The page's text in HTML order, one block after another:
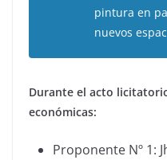
pintura en
nuevos
Durante el acto
económicas:
Proponente Nº 1: